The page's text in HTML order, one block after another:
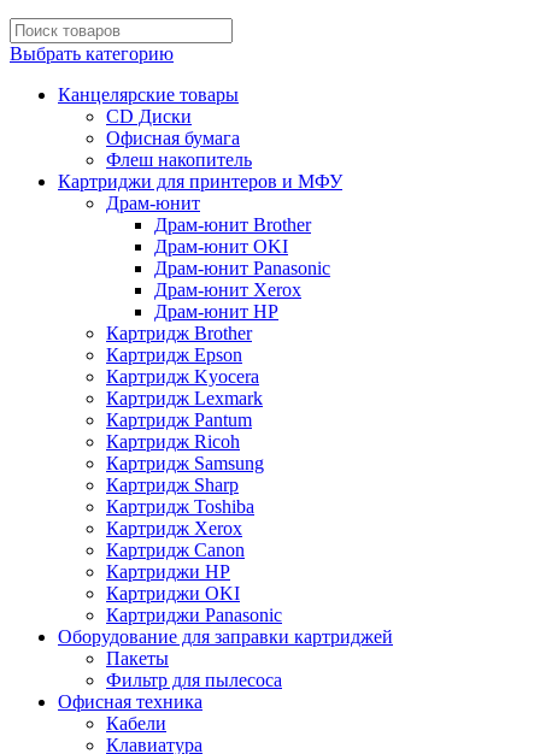
Выбрать категорию
Канцелярские товары
CD Диски
Офисная бумага
Флеш накопитель
Картриджи для принтеров и МФУ
Драм-юнит
Драм-юнит Brother
Драм-юнит OKI
Драм-юнит Panasonic
Драм-юнит Xerox
Драм-юнит НР
Картридж Brother
Картридж Epson
Картридж Kyocera
Картридж Lexmark
Картридж Pantum
Картридж Ricoh
Картридж Samsung
Картридж Sharp
Картридж Toshiba
Картридж Xerox
Картридж Сanon
Картриджи HP
Картриджи OKI
Картриджи Panasonic
Оборудование для заправки картриджей
Пакеты
Фильтр для пылесоса
Офисная техника
Кабели
Клавиатура